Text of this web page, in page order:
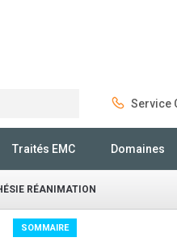
Service
Traités EMC Domaines
RÉANIMATION
SOMMAIRE